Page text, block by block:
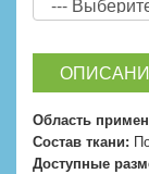
Область
Состав ткани:
Доступные